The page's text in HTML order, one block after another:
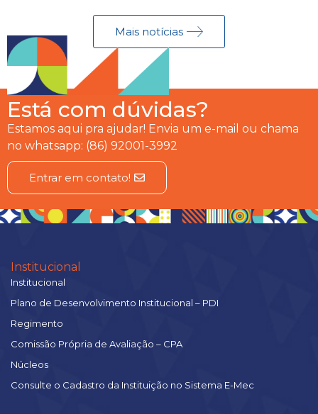
Mais notícias
Está com dúvidas?
Estamos aqui pra ajudar! Envia um e-mail ou chama
no whatsapp: (86) 92001-3992
Entrar em contato!
Institucional
Institucional
Plano de Desenvolvimento Institucional – PDI
Regimento
Comissão Própria de Avaliação – CPA
Núcleos
Consulte o Cadastro da Instituição no Sistema E-Mec